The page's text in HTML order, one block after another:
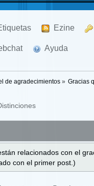
Ezine
Ayuda
de agradecimientos» Gracias
relacionados con el
con el primer post.)